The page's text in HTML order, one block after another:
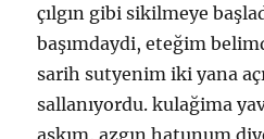
çılgın gibi sikilmeye
başımdaydi, eteğim
sarih sutyenim iki yana
sallanıyordu. kulağima
aşkım, azgın hatunum